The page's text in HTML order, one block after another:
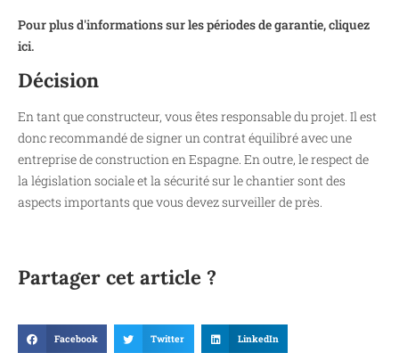
Pour plus d'informations sur les périodes de garantie, cliquez
ici.
Décision
En tant que constructeur, vous êtes responsable du projet. Il est
donc recommandé de signer un contrat équilibré avec une
entreprise de construction en Espagne. En outre, le respect de
la législation sociale et la sécurité sur le chantier sont des
aspects importants que vous devez surveiller de près.
Partager cet article ?
Facebook Twitter LinkedIn